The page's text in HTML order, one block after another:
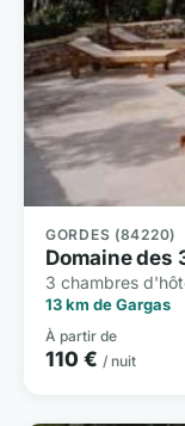
GORDES (84220)
Domaine des
3 chambres
13 km de Gargas
À partir de
110 € / nuit